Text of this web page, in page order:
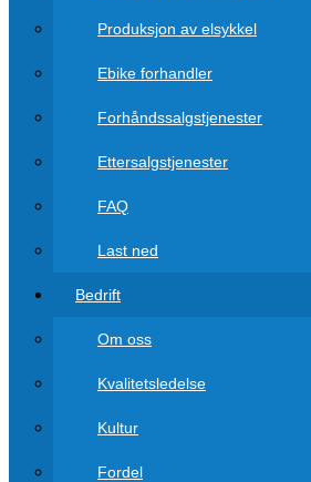
Produksjon av elsykkel
Ebike forhandler
Forhåndssalgstjenester
Ettersalgstjenester
FAQ
Last ned
Bedrift
Om oss
Kvalitetsledelse
Kultur
Fordel